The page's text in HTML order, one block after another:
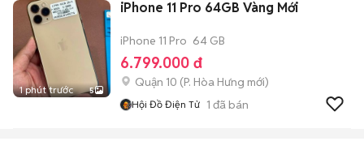
1 phút trước 5
iPhone 11 Pro 64GB Vàng Mới
iPhone 11 Pro 64 GB
6.799.000 đ
Quận 10 (P. Hòa Hưng mới)
Hội Đồ Điện Tử 1 đã bán